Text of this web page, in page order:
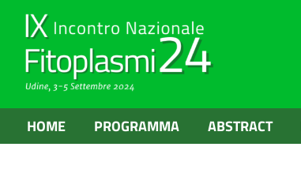
HOME PROGRAMMA ABSTRACT